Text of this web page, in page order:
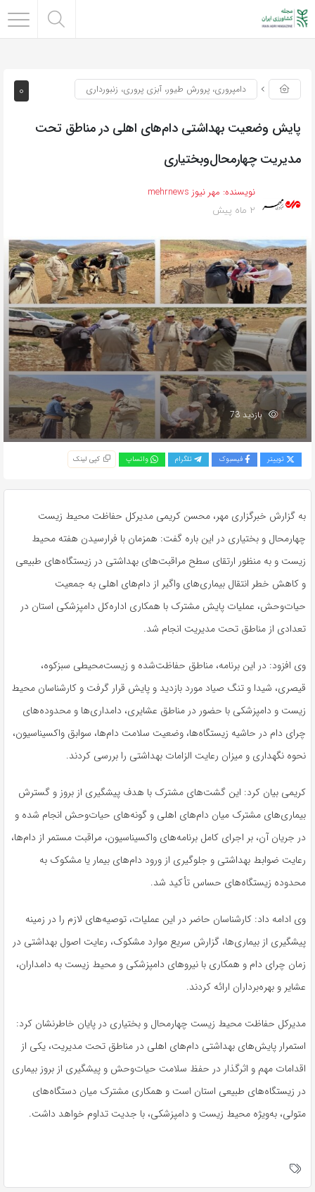
0 دامپروری، پرورش طیور، آبزی پروری، زنبورداری
پایش وضعیت بهداشتی دام‌های اهلی در مناطق تحت
مدیریت چهارمحال‌وبختیاری
نویسنده: مهر نیوز mehrnews
2 ماه پیش
بازدید 73
توییتر فیسبوک تلگرام واتساپ کپی لینک
به گزارش خبرگزاری مهر، محسن کریمی مدیرکل حفاظت محیط زیست
چهارمحال و بختیاری در این باره گفت: همزمان با فرارسیدن هفته محیط
زیست و به منظور ارتقای سطح مراقبت‌های بهداشتی در زیستگاه‌های طبیعی
و کاهش خطر انتقال بیماری‌های واگیر از دام‌های اهلی به جمعیت
حیات‌وحش، عملیات پایش مشترک با همکاری اداره‌کل دامپزشکی استان در
تعدادی از مناطق تحت مدیریت انجام شد.
وی افزود: در این برنامه، مناطق حفاظت‌شده و زیست‌محیطی سبزکوه،
قیصری، شیدا و تنگ صیاد مورد بازدید و پایش قرار گرفت و کارشناسان محیط
زیست و دامپزشکی با حضور در مناطق عشایری، دامداری‌ها و محدوده‌های
چرای دام در حاشیه زیستگاه‌ها، وضعیت سلامت دام‌ها، سوابق واکسیناسیون،
نحوه نگهداری و میزان رعایت الزامات بهداشتی را بررسی کردند.
کریمی بیان کرد: این گشت‌های مشترک با هدف پیشگیری از بروز و گسترش
بیماری‌های مشترک میان دام‌های اهلی و گونه‌های حیات‌وحش انجام شده و
در جریان آن، بر اجرای کامل برنامه‌های واکسیناسیون، مراقبت مستمر از دام‌ها،
رعایت ضوابط بهداشتی و جلوگیری از ورود دام‌های بیمار یا مشکوک به
محدوده زیستگاه‌های حساس تأکید شد.
وی ادامه داد: کارشناسان حاضر در این عملیات، توصیه‌های لازم را در زمینه
پیشگیری از بیماری‌ها، گزارش سریع موارد مشکوک، رعایت اصول بهداشتی در
زمان چرای دام و همکاری با نیروهای دامپزشکی و محیط زیست به دامداران،
عشایر و بهره‌برداران ارائه کردند.
مدیرکل حفاظت محیط زیست چهارمحال و بختیاری در پایان خاطرنشان کرد:
استمرار پایش‌های بهداشتی دام‌های اهلی در مناطق تحت مدیریت، یکی از
اقدامات مهم و اثرگذار در حفظ سلامت حیات‌وحش و پیشگیری از بروز بیماری
در زیستگاه‌های طبیعی استان است و همکاری مشترک میان دستگاه‌های
متولی، به‌ویژه محیط زیست و دامپزشکی، با جدیت تداوم خواهد داشت.